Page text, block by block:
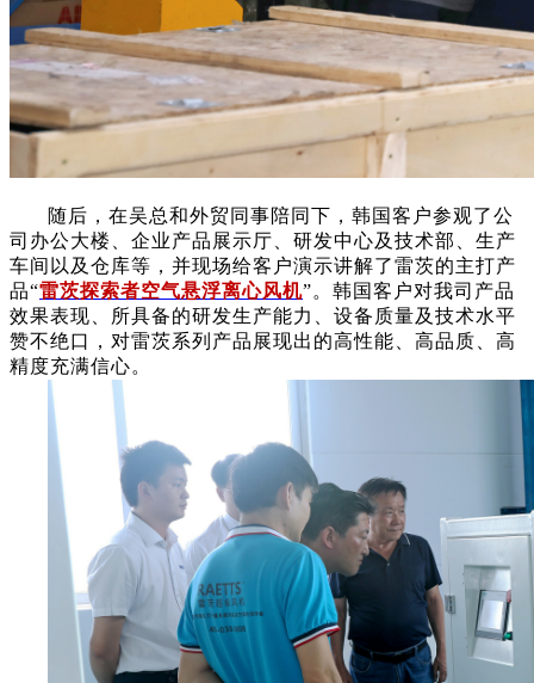
随后，在吴总和外贸同事陪同下，韩国客户参观了公
司办公大楼、企业产品展示厅、研发中心及技术部、生产
车间以及仓库等，并现场给客户演示讲解了雷茨的主打产
品“雷茨探索者空气悬浮离心风机”。韩国客户对我司产品
效果表现、所具备的研发生产能力、设备质量及技术水平
赞不绝口，对雷茨系列产品展现出的高性能、高品质、高
精度充满信心。